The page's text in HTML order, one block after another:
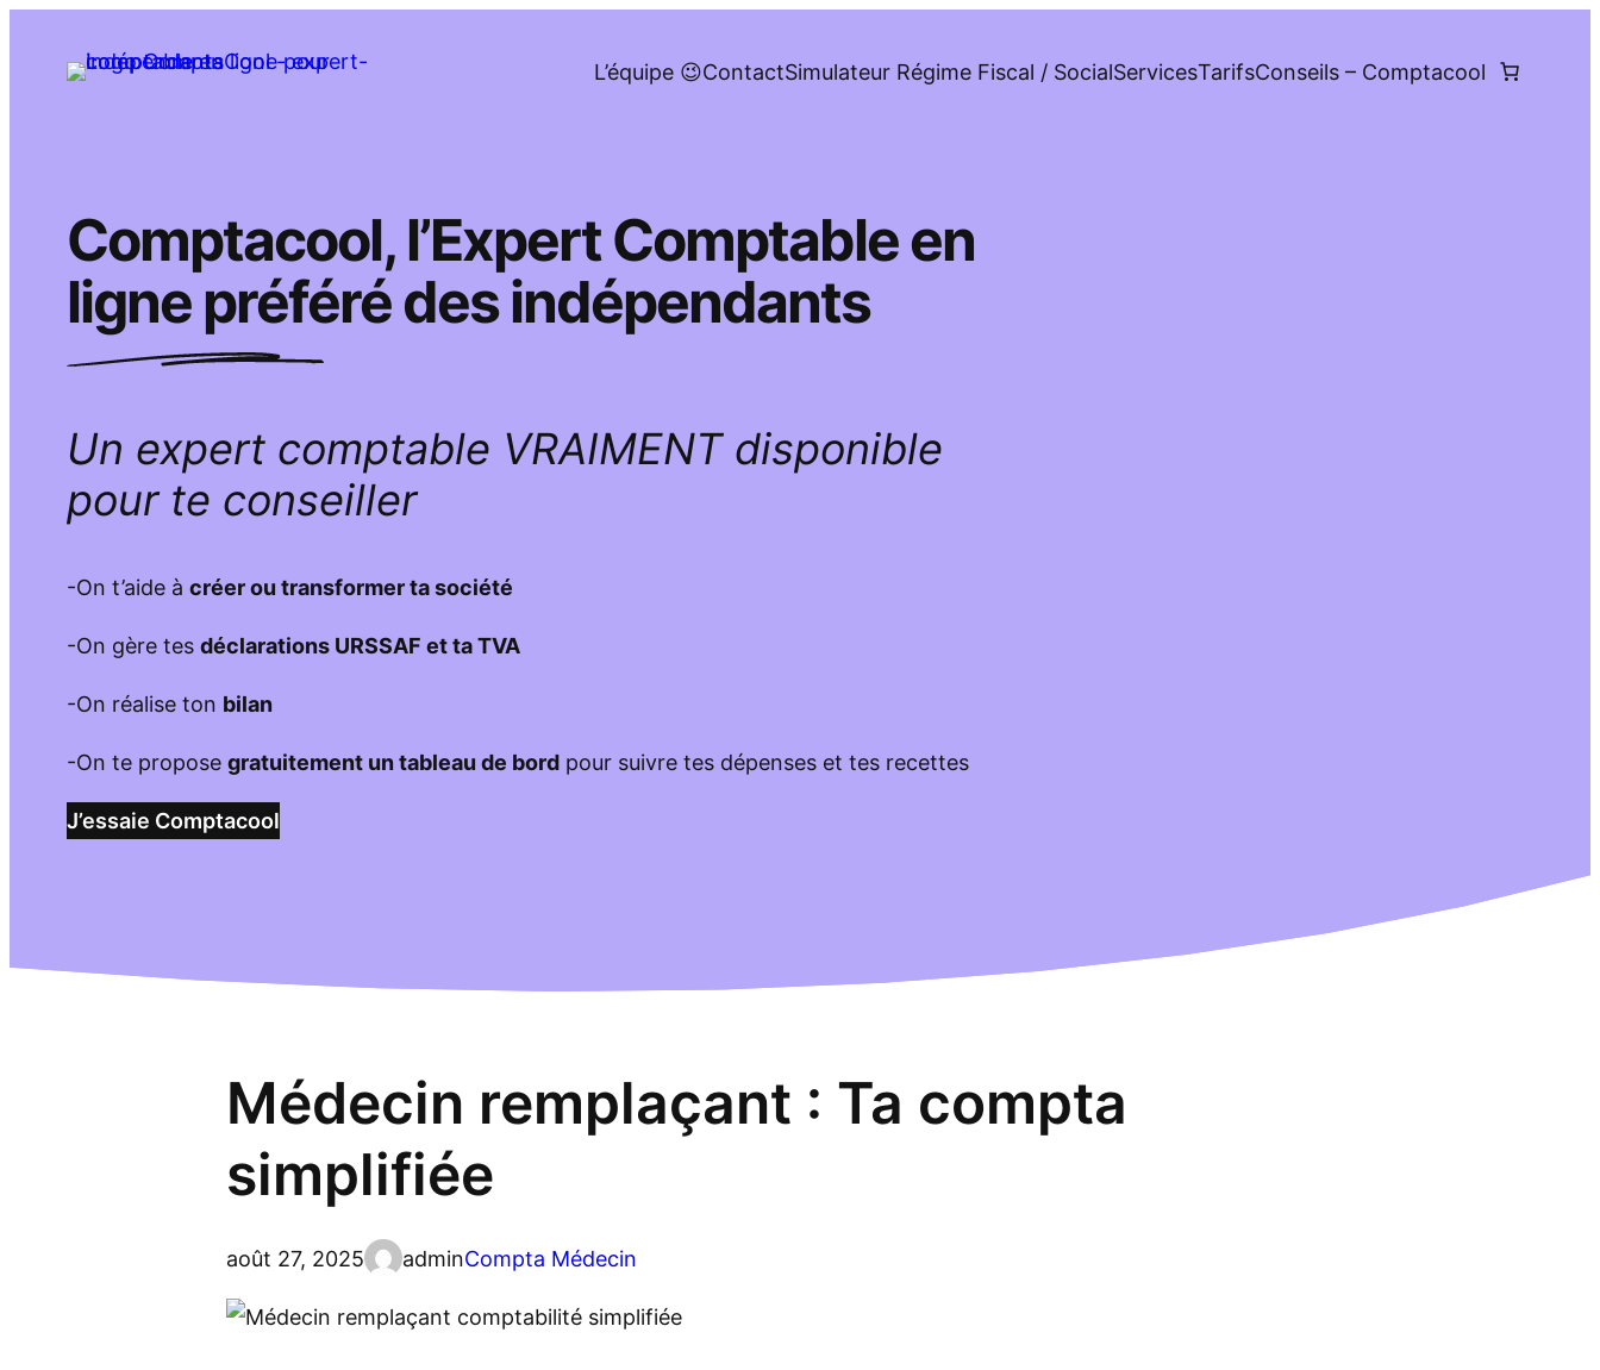
L’équipe 😉ContactSimulateur Régime Fiscal / SocialServicesTarifsConseils – Comptacool
Comptacool, l’Expert Comptable en
ligne préféré des indépendants
Un expert comptable VRAIMENT disponible
pour te conseiller
-On t’aide à créer ou transformer ta société
-On gère tes déclarations URSSAF et ta TVA
-On réalise ton bilan
-On te propose gratuitement un tableau de bord pour suivre tes dépenses et tes recettes
J’essaie Comptacool
Médecin remplaçant : Ta compta
simplifiée
août 27, 2025 adminCompta Médecin